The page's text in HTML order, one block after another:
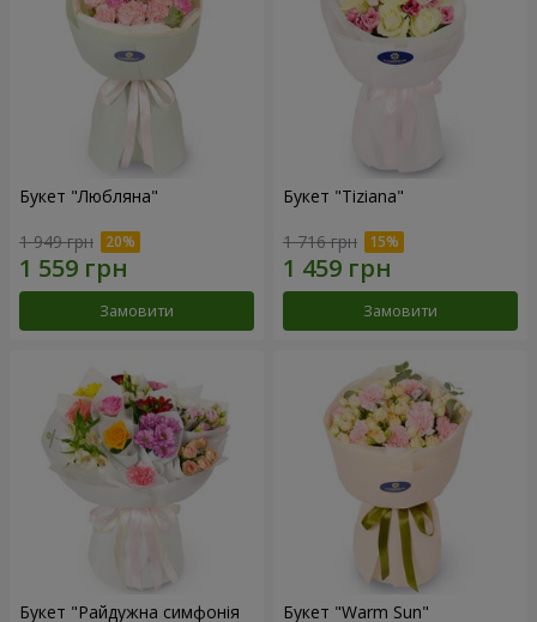
Букет "Любляна"
1 949 грн
Замовити
Букет "Tiziana"
1 716 грн
Замовити
Букет "Райдужна симфонія Букет "Warm Sun"